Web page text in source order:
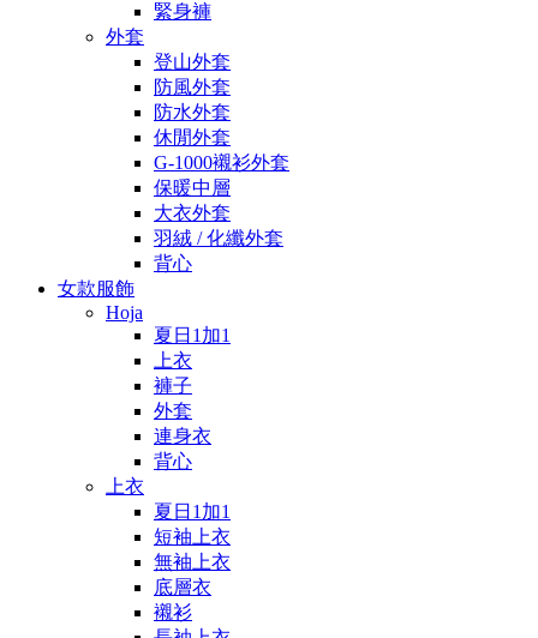
緊身褲
外套
登山外套
防風外套
防水外套
休閒外套
G-1000襯衫外套
保暖中層
大衣外套
羽絨 / 化纖外套
背心
女款服飾
Hoja
夏日1加1
上衣
褲子
外套
連身衣
背心
上衣
夏日1加1
短袖上衣
無袖上衣
底層衣
襯衫